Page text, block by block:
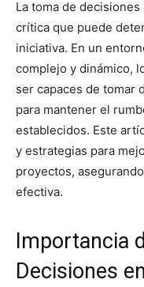
La toma de
crítica que puede
iniciativa. En un
complejo y dinámico,
ser capaces de tomar
para mantener el
establecidos. Este
y estrategias para
proyectos,
efectiva.
Importancia
Decisiones